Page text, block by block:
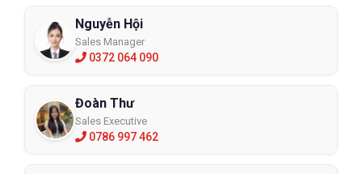
Nguyễn Hội
Sales Manager
0372 064 090
Đoàn Thư
Sales Executive
0786 997 462